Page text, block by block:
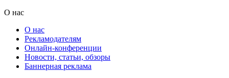
О нас
О нас
Рекламодателям
Онлайн-конференции
Новости, статьи, обзоры
Баннерная реклама